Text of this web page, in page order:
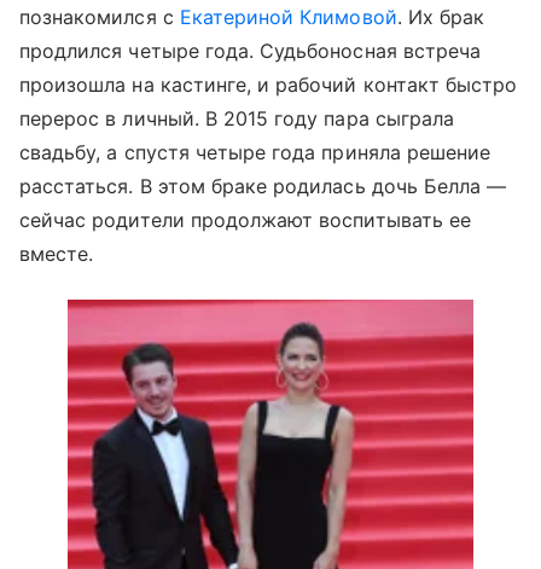
познакомился с Екатериной Климовой. Их брак
продлился четыре года. Судьбоносная встреча
произошла на кастинге, и рабочий контакт быстро
перерос в личный. В 2015 году пара сыграла
свадьбу, а спустя четыре года приняла решение
расстаться. В этом браке родилась дочь Белла —
сейчас родители продолжают воспитывать ее
вместе.